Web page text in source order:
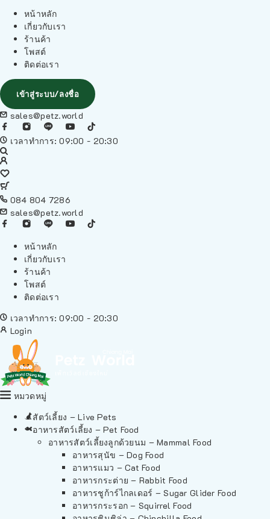
หน้าหลัก
เกี่ยวกับเรา
ร้านค้า
โพสต์
ติดต่อเรา
เข้าสู่ระบบ/ลงชื่อ
sales@petz.world
เวลาทำการ: 09:00 - 20:30
084 804 7286
sales@petz.world
หน้าหลัก
เกี่ยวกับเรา
ร้านค้า
โพสต์
ติดต่อเรา
เวลาทำการ: 09:00 - 20:30
Login
หมวดหมู่
สัตว์เลี้ยง – Live Pets
อาหารสัตว์เลี้ยง – Pet Food
อาหารสัตว์เลี้ยงลูกด้วยนม – Mammal Food
อาหารสุนัข – Dog Food
อาหารแมว – Cat Food
อาหารกระต่าย – Rabbit Food
อาหารชูก้าร์ไกลเดอร์ – Sugar Glider Food
อาหารกระรอก – Squirrel Food